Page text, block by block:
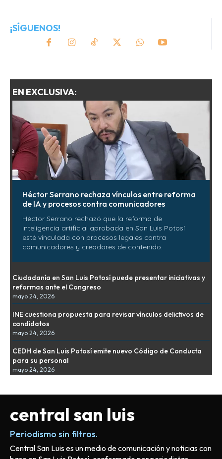
¡SÍGUENOS!
EN EXCLUSIVA:
Héctor Serrano rechaza vínculos entre reforma
de IA y procesos contra comunicadores
Héctor Serrano rechazó que la reforma de
inteligencia artificial aprobada en San Luis Potosí
esté vinculada con procesos legales contra
comunicadores y creadores de contenido.
Ciudadanía en San Luis Potosí puede presentar iniciativas y
reformas ante el Congreso
mayo 24, 2026
INE cuestiona propuesta para revisar vínculos delictivos de
candidatos
mayo 24, 2026
CEDH de San Luis Potosí emite nuevo Código de Conducta
para su personal
mayo 24, 2026
central san luis
Periodismo sin filtros.
Central San Luis es un medio de comunicación y noticias con